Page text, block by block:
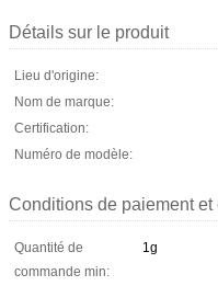
Détails sur le produit
Lieu d'origine:
Nom de marque:
Certification:
Numéro de modèle:
Conditions de paiement et
Quantité de
commande min:
1g